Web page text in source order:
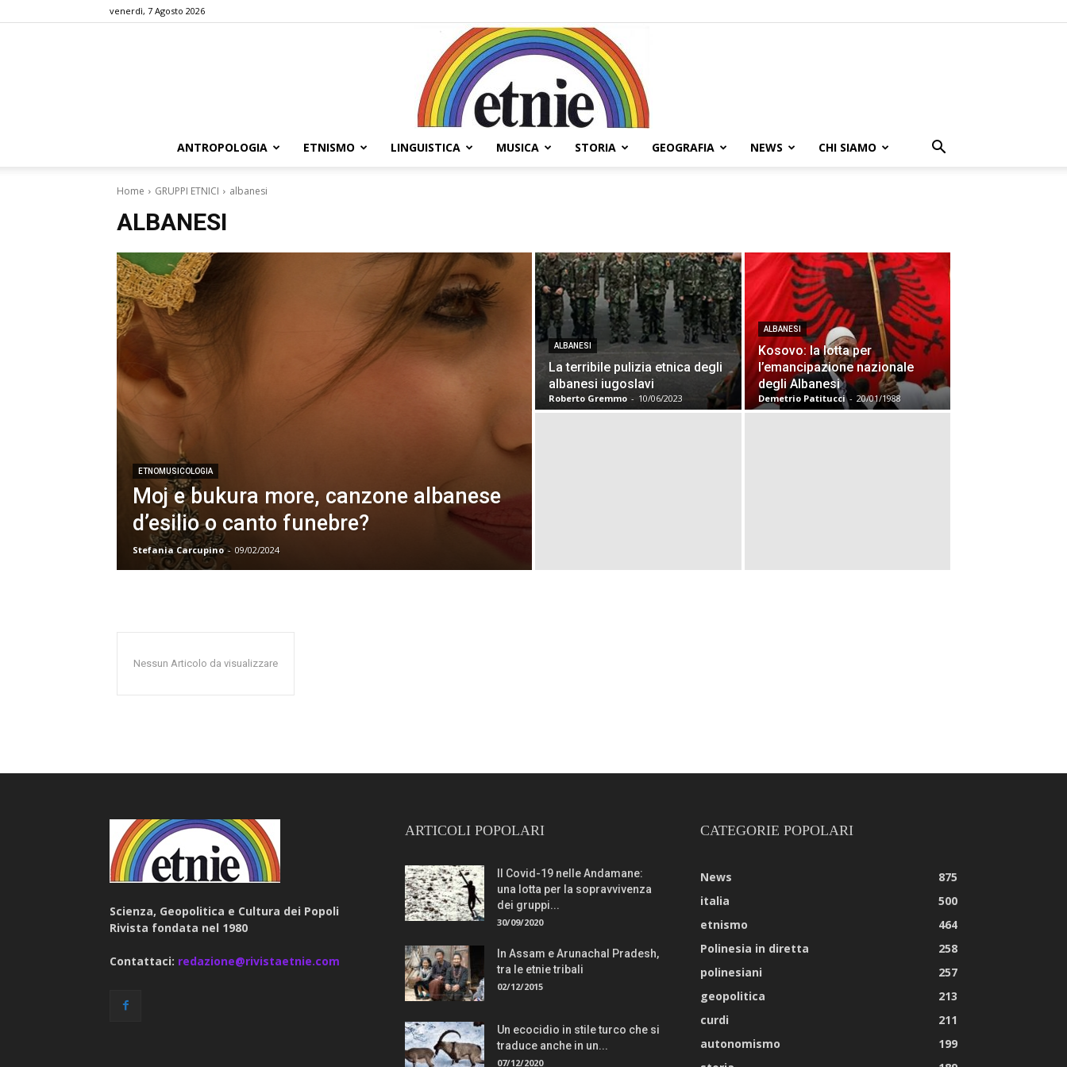
venerdì, 7 Agosto 2026
ANTROPOLOGIA ETNISMO LINGUISTICA MUSICA STORIA GEOGRAFIA NEWS CHI SIAMO
Home GRUPPI ETNICI albanesi
ALBANESI
ETNOMUSICOLOGIA
Moj e bukura more, canzone albanese
d’esilio o canto funebre?
Stefania Carcupino - 09/02/2024
ALBANESI
La terribile pulizia etnica degli
albanesi iugoslavi
Roberto Gremmo - 10/06/2023
ALBANESI
Kosovo: la lotta per
l’emancipazione nazionale
degli Albanesi
Demetrio Patitucci - 20/01/1988
Nessun Articolo da visualizzare
Scienza, Geopolitica e Cultura dei Popoli
Rivista fondata nel 1980
Contattaci: redazione@rivistaetnie.com
ARTICOLI POPOLARI
Il Covid-19 nelle Andamane:
una lotta per la sopravvivenza
dei gruppi...
30/09/2020
In Assam e Arunachal Pradesh,
tra le etnie tribali
02/12/2015
Un ecocidio in stile turco che si
traduce anche in un...
07/12/2020
CATEGORIE POPOLARI
News
875
italia
500
etnismo
464
Polinesia in diretta
258
polinesiani
257
geopolitica
213
curdi
211
autonomismo
199